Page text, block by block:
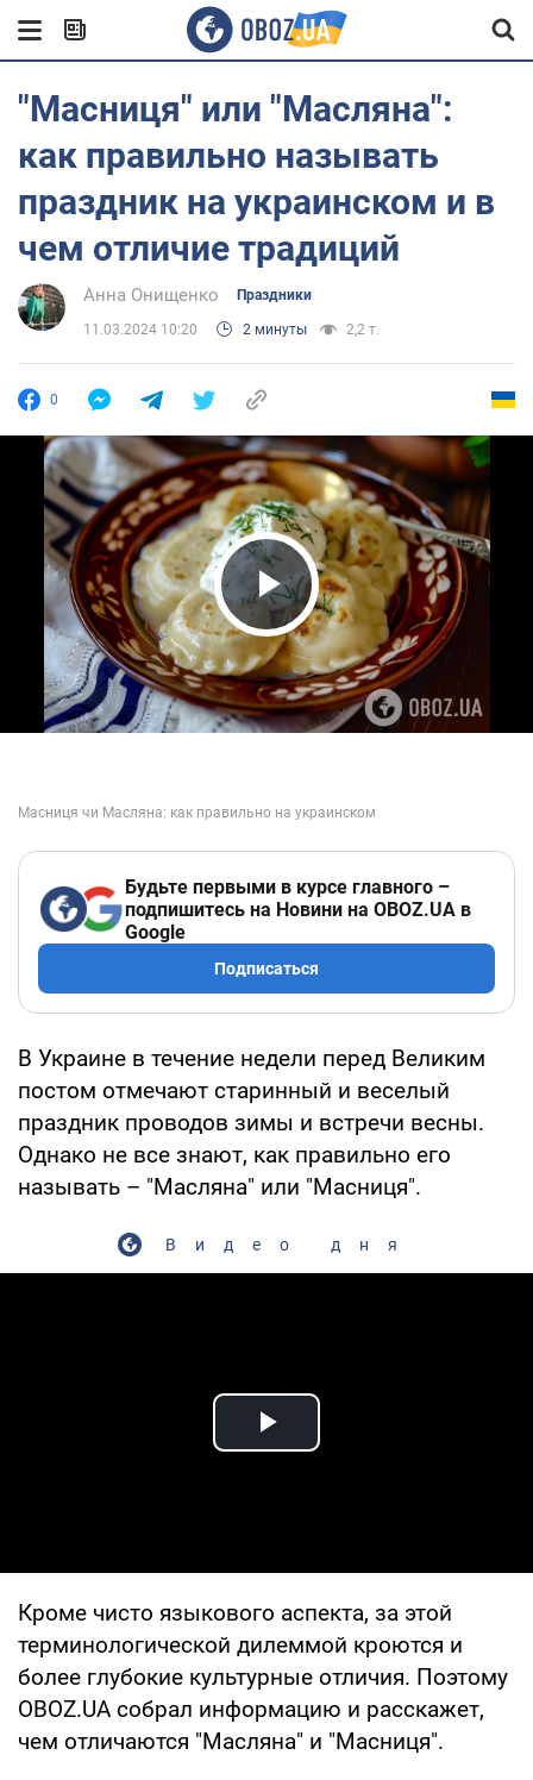
"Масниця" или "Масляна":
как правильно называть
праздник на украинском и в
чем отличие традиций
Анна Онищенко Праздники
11.03.2024 10:20 2 минуты 2,2 т.
0
Play Video
Будьте первыми в курсе главного –
подпишитесь на Новини на OBOZ.UA в
Google
Подписаться
В Украине в течение недели перед Великим
постом отмечают старинный и веселый
праздник проводов зимы и встречи весны.
Однако не все знают, как правильно его
называть – "Масляна" или "Масниця".
Видео дня
Play Video
Кроме чисто языкового аспекта, за этой
терминологической дилеммой кроются и
более глубокие культурные отличия. Поэтому
OBOZ.UA собрал информацию и расскажет,
чем отличаются "Масляна" и "Масниця".